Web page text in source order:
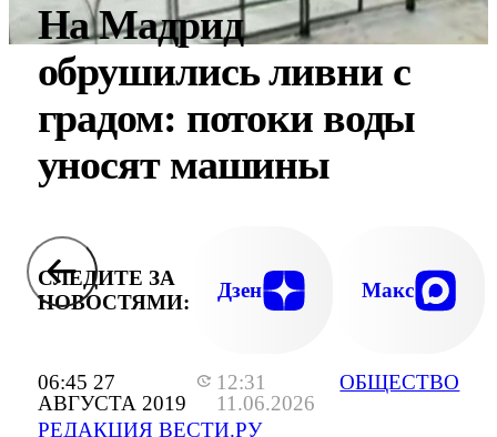
06:45 27
АВГУСТА 2019
12:31
11.06.2026
РЕДАКЦИЯ ВЕСТИ.РУ
ОБЩЕСТВО
На Мадрид
обрушились ливни с
градом: потоки воды
уносят машины
СЛЕДИТЕ ЗА
НОВОСТЯМИ:
Дзен Макс